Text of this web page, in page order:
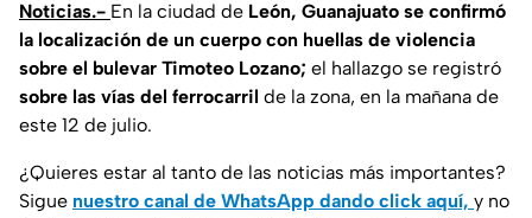
Noticias.- En la ciudad de León, Guanajuato se confirmó
la localización de un cuerpo con huellas de violencia
sobre el bulevar Timoteo Lozano; el hallazgo se registró
sobre las vías del ferrocarril de la zona, en la mañana de
este 12 de julio.
¿Quieres estar al tanto de las noticias más importantes?
Sigue nuestro canal de WhatsApp dando click aquí, y no